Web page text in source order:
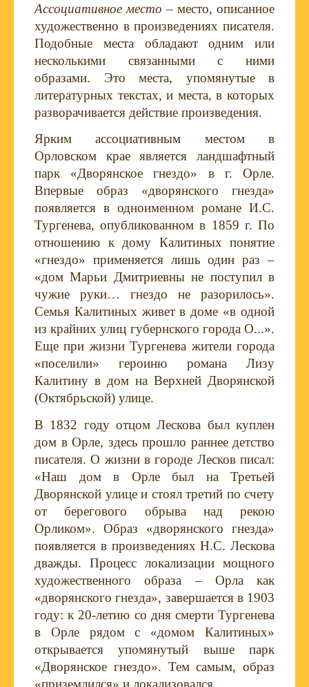
Ассоциативное место – место, описанное
художественно в произведениях писателя.
Подобные места обладают одним или
несколькими связанными с ними
образами. Это места, упомянутые в
литературных текстах, и места, в которых
разворачивается действие произведения.
Ярким ассоциативным местом в
Орловском крае является ландшафтный
парк «Дворянское гнездо» в г. Орле.
Впервые образ «дворянского гнезда»
появляется в одноименном романе И.С.
Тургенева, опубликованном в 1859 г. По
отношению к дому Калитиных понятие
«гнездо» применяется лишь один раз –
«дом Марьи Дмитриевны не поступил в
чужие руки… гнездо не разорилось».
Семья Калитиных живет в доме «в одной
из крайних улиц губернского города О...».
Еще при жизни Тургенева жители города
«поселили» героиню романа Лизу
Калитину в дом на Верхней Дворянской
(Октябрьской) улице.
В 1832 году отцом Лескова был куплен
дом в Орле, здесь прошло раннее детство
писателя. О жизни в городе Лесков писал:
«Наш дом в Орле был на Третьей
Дворянской улице и стоял третий по счету
от берегового обрыва над рекою
Орликом». Образ «дворянского гнезда»
появляется в произведениях Н.С. Лескова
дважды. Процесс локализации мощного
художественного образа – Орла как
«дворянского гнезда», завершается в 1903
году: к 20-летию со дня смерти Тургенева
в Орле рядом с «домом Калитиных»
открывается упомянутый выше парк
«Дворянское гнездо». Тем самым, образ
«приземлился» и локализовался.